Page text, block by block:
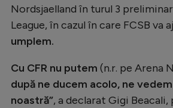
Nordsjaelland în turul 3
League, în cazul în care FCSB va
umplem.
Cu CFR nu putem (n.r. pe Arena
după ne ducem acolo, ne
noastră”, a declarat Gigi